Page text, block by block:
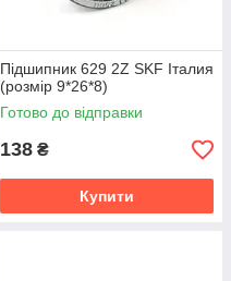
Підшипник 629 2Z SKF Італия
(розмір 9*26*8)
Готово до відправки
138 ₴
Купити